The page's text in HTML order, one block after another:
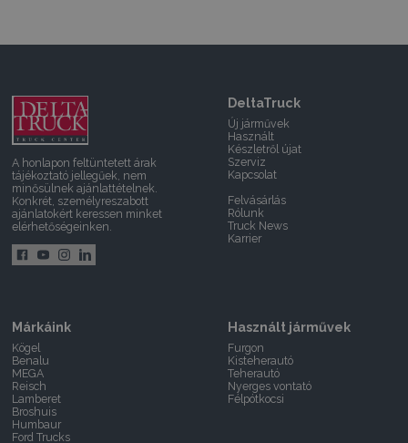
A honlapon feltüntetett árak
tájékoztató jellegűek, nem
minősülnek ajánlattételnek.
Konkrét, személyreszabott
ajánlatokért keressen minket
elérhetőségeinken.
DeltaTruck
Új járművek
Használt
Készletről újat
Szerviz
Kapcsolat
Felvásárlás
Rólunk
Truck News
Karrier
Márkáink
Kögel
Benalu
MEGA
Reisch
Lamberet
Broshuis
Humbaur
Ford Trucks
Használt járművek
Furgon
Kisteherautó
Teherautó
Nyerges vontató
Félpótkocsi